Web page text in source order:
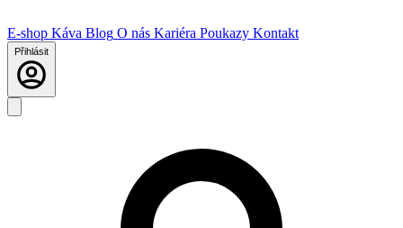
E-shop Káva Blog O nás Kariéra Poukazy Kontakt
Přihlásit